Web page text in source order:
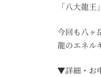
「八大龍
今回も八ヶ
龍のエネル
▼詳細・お